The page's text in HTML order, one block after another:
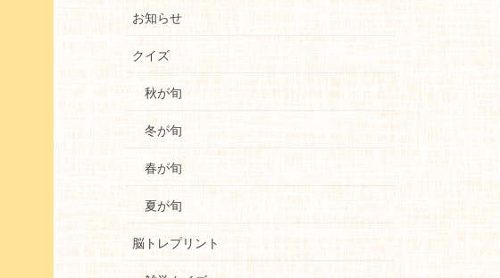
お知らせ
クイズ
秋が旬
冬が旬
春が旬
夏が旬
脳トレプリント